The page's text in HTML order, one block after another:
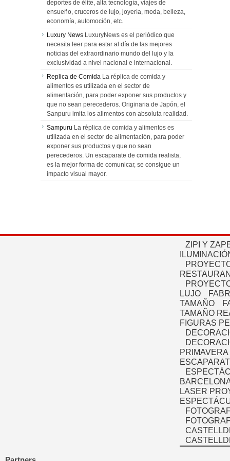
deportes de élite, alta tecnología, viajes de
ensueño, cruceros de lujo, joyería, moda, belleza,
economía, automoción, etc.
Luxury News LuxuryNews es el periódico que
necesita leer para estar al día de las mejores
noticias del extraordinario mundo del lujo y la
exclusividad a nivel nacional e internacional.
Replica de Comida La réplica de comida y
alimentos es utilizada en el sector de
alimentación, para poder exponer sus productos y
que no sean perecederos. Originaria de Japón, el
Sanpuru imita los alimentos con absoluta realidad.
Sampuru La réplica de comida y alimentos es
utilizada en el sector de alimentación, para poder
exponer sus productos y que no sean
perecederos. Un escaparate de comida realista,
es la mejor forma de comunicar, se consigue un
impacto visual mayor.
ZIPI Y
LUJO
TAMAÑO
TAMAÑO
FIGURAS
PRIMAVERA
LASER